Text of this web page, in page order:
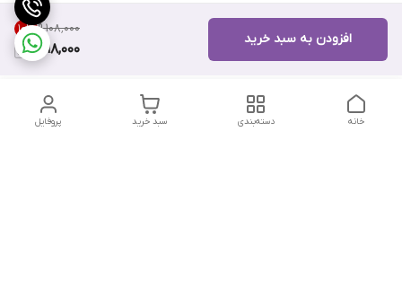
۹٬۱۰۸٬۰۰۰ 10%
8,118,000
افزودن به سبد خرید
پروفایل سبد خرید دسته‌بندی خانه